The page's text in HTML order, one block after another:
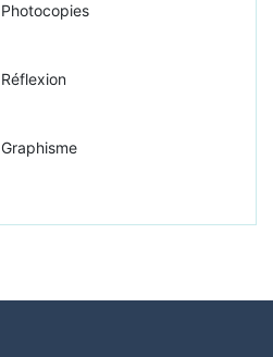
Photocopies
Réflexion
Graphisme